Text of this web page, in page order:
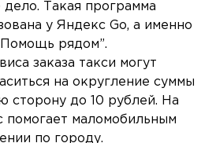
Такая программа
у Яндекс Go, а именно
рядом”.
заказа такси могут
на округление суммы
сторону до 10 рублей. На
помогает маломобильным
по городу.